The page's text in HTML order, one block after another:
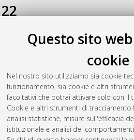
Questo sito
cookie
Nel nostro sito utilizziamo sia cookie
funzionamento, sia cookie e altri
facoltativi che potrai attivare solo con il
Cookie e altri strumenti di
analisi statistiche, misure sull'efficacia
istituzionale e analisi dei
22
Morlacchi, Pablo(2010)Interazioni
popolazioni in sistemi di colture
septempunctata Linneus e
,
Studiorum Università di Bologna.
Entomologia agraria, 22 Ciclo. DOI
10.6092/unibo/amsdottorato/2744.
Questa lista e' stata generata ilFri